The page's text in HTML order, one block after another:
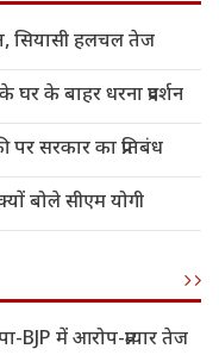
सियासी हलचल तेज
के बाहर धरना प्रदर्शन
पर सरकार का प्रतिबंध
बोले सीएम योगी
BJP में आरोप-प्रत्यार तेज